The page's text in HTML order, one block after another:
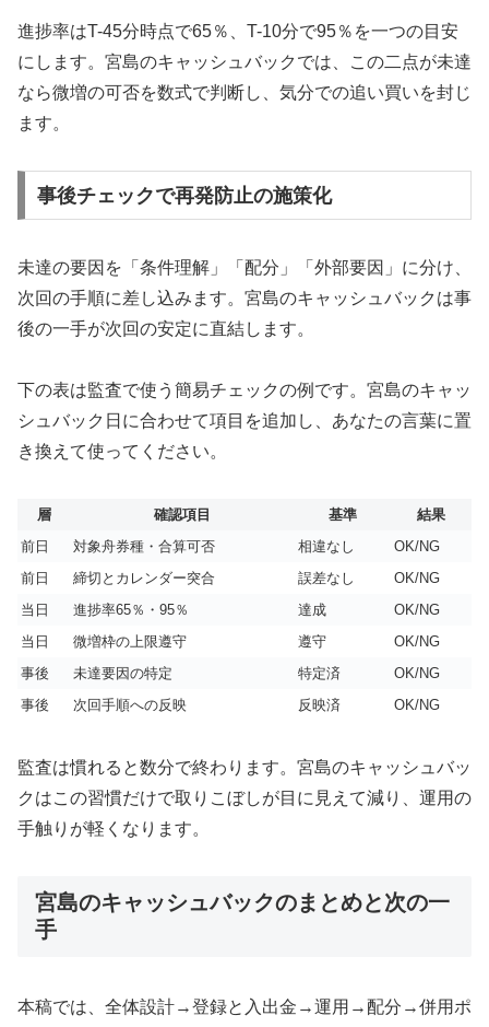
進捗率はT-45分時点で65％、T-10分で95％を一つの目安
にします。宮島のキャッシュバックでは、この二点が未達
なら微増の可否を数式で判断し、気分での追い買いを封じ
ます。
事後チェックで再発防止の施策化
未達の要因を「条件理解」「配分」「外部要因」に分け、
次回の手順に差し込みます。宮島のキャッシュバックは事
後の一手が次回の安定に直結します。
下の表は監査で使う簡易チェックの例です。宮島のキャッ
シュバック日に合わせて項目を追加し、あなたの言葉に置
き換えて使ってください。
層 確認項目 基準
結果
前日
対象舟券種・合算可否 相違なし
OK/NG
前日
締切とカレンダー突合 誤差なし
OK/NG
当日
進捗率65％・95％ 達成
OK/NG
当日
微増枠の上限遵守 遵守
OK/NG
事後
未達要因の特定 特定済
OK/NG
事後
次回手順への反映 反映済 OK/NG
監査は慣れると数分で終わります。宮島のキャッシュバッ
クはこの習慣だけで取りこぼしが目に見えて減り、運用の
手触りが軽くなります。
宮島のキャッシュバックのまとめと次の一
手
本稿では、全体設計→登録と入出金→運用→配分→併用ポ